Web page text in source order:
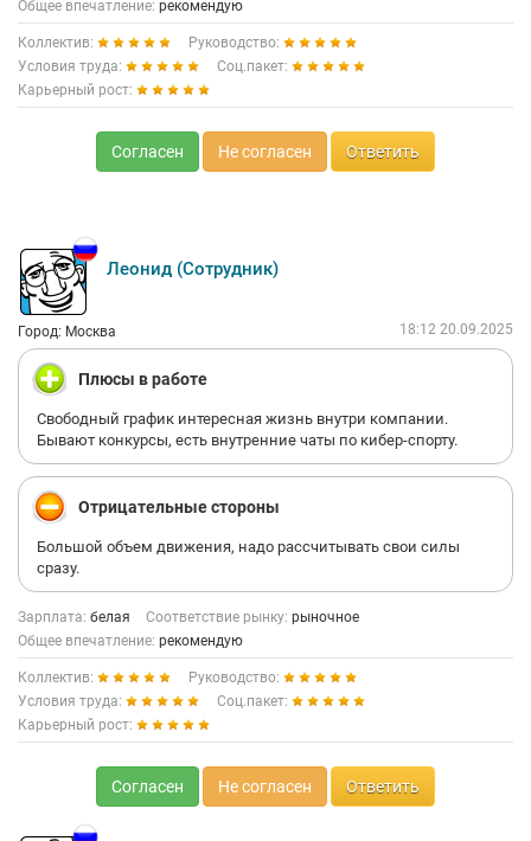
Общее впечатление: рекомендую
Коллектив:
Руководство:
Условия труда:
Соц.пакет:
Карьерный рост:
Согласен Не согласен Ответить
Леонид (Сотрудник)
Город: Москва 18:12 20.09.2025
Плюсы в работе
Свободный график интересная жизнь внутри компании.
Бывают конкурсы, есть внутренние чаты по кибер-спорту.
Отрицательные стороны
Большой объем движения, надо рассчитывать свои силы
сразу.
Зарплата: белая Соответствие рынку: рыночное
Общее впечатление: рекомендую
Коллектив:
Руководство:
Условия труда:
Соц.пакет:
Карьерный рост:
Согласен Не согласен Ответить